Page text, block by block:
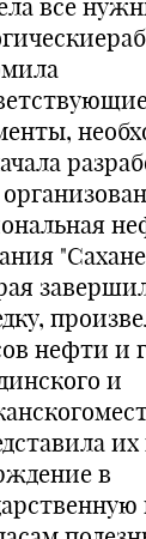
все
нефти и
и
их
в